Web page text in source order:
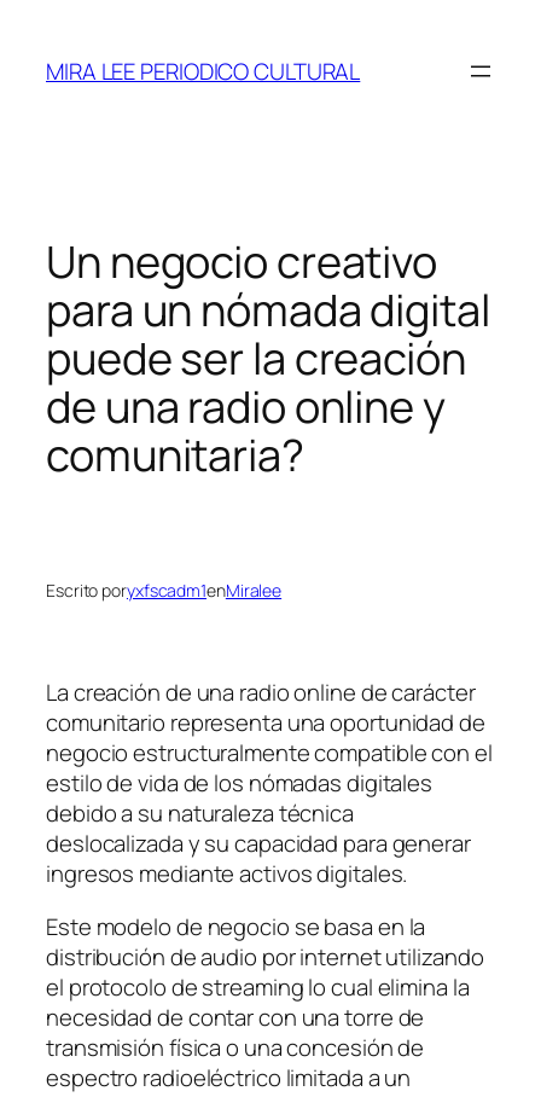
contenido
MIRA LEE PERIODICO CULTURAL
Un negocio creativo
para un nómada digital
puede ser la creación
de una radio online y
comunitaria?
Escrito poryxfscadm1enMiralee
La creación de una radio online de carácter
comunitario representa una oportunidad de
negocio estructuralmente compatible con el
estilo de vida de los nómadas digitales
debido a su naturaleza técnica
deslocalizada y su capacidad para generar
ingresos mediante activos digitales.
Este modelo de negocio se basa en la
distribución de audio por internet utilizando
el protocolo de streaming lo cual elimina la
necesidad de contar con una torre de
transmisión física o una concesión de
espectro radioeléctrico limitada a un